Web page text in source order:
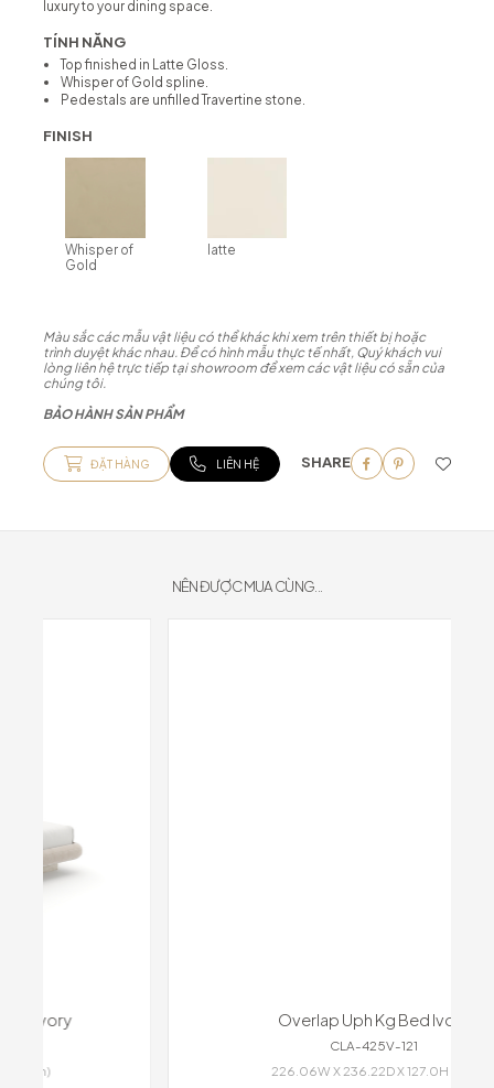
luxury to your dining space.
TÍNH NĂNG
Top finished in Latte Gloss.
Whisper of Gold spline.
Pedestals are unfilled Travertine stone.
FINISH
Whisper of
Gold
latte
Màu sắc các mẫu vật liệu có thể khác khi xem trên thiết bị hoặc
trình duyệt khác nhau. Để có hình mẫu thực tế nhất, Quý khách vui
lòng liên hệ trực tiếp tại showroom để xem các vật liệu có sẵn của
chúng tôi.
BẢO HÀNH SẢN PHẨM
ĐẶT HÀNG LIÊN HỆ SHARE
NÊN ĐƯỢC MUA CÙNG...
Overlap Uph Kg Bed Ivory
226.06W X 236.22D X 127.0H (cm)